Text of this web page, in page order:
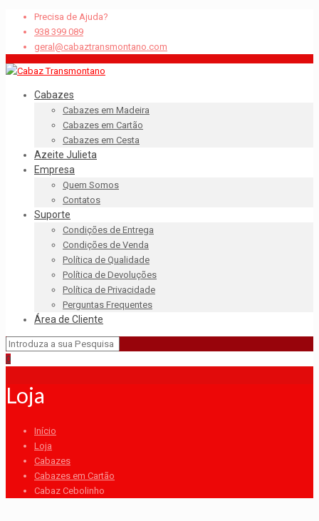
Precisa de Ajuda?
938 399 089
geral@cabaztransmontano.com
Cabazes
Cabazes em Madeira
Cabazes em Cartão
Cabazes em Cesta
Azeite Julieta
Empresa
Quem Somos
Contatos
Suporte
Condições de Entrega
Condições de Venda
Política de Qualidade
Política de Devoluções
Política de Privacidade
Perguntas Frequentes
Área de Cliente
0
Loja
Início
Loja
Cabazes
Cabazes em Cartão
Cabaz Cebolinho